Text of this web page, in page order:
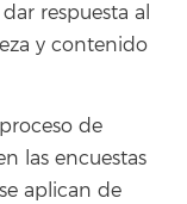
respuesta al
y contenido
de
las encuestas
aplican de